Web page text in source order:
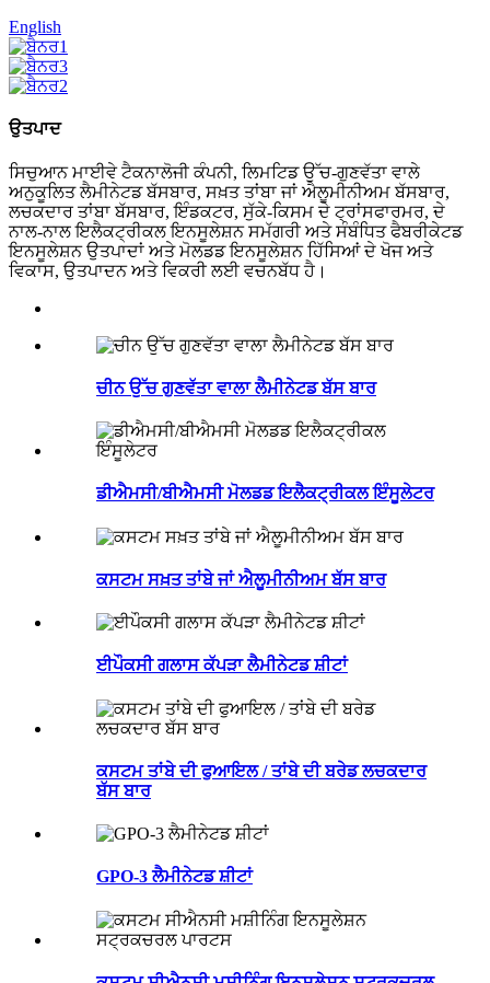
English
ਉਤਪਾਦ
ਸਿਚੁਆਨ ਮਾਈਵੇ ਟੈਕਨਾਲੋਜੀ ਕੰਪਨੀ, ਲਿਮਟਿਡ ਉੱਚ-ਗੁਣਵੱਤਾ ਵਾਲੇ
ਅਨੁਕੂਲਿਤ ਲੈਮੀਨੇਟਡ ਬੱਸਬਾਰ, ਸਖ਼ਤ ਤਾਂਬਾ ਜਾਂ ਐਲੂਮੀਨੀਅਮ ਬੱਸਬਾਰ,
ਲਚਕਦਾਰ ਤਾਂਬਾ ਬੱਸਬਾਰ, ਇੰਡਕਟਰ, ਸੁੱਕੇ-ਕਿਸਮ ਦੇ ਟ੍ਰਾਂਸਫਾਰਮਰ, ਦੇ
ਨਾਲ-ਨਾਲ ਇਲੈਕਟ੍ਰੀਕਲ ਇਨਸੂਲੇਸ਼ਨ ਸਮੱਗਰੀ ਅਤੇ ਸੰਬੰਧਿਤ ਫੈਬਰੀਕੇਟਡ
ਇਨਸੂਲੇਸ਼ਨ ਉਤਪਾਦਾਂ ਅਤੇ ਮੋਲਡਡ ਇਨਸੂਲੇਸ਼ਨ ਹਿੱਸਿਆਂ ਦੇ ਖੋਜ ਅਤੇ
ਵਿਕਾਸ, ਉਤਪਾਦਨ ਅਤੇ ਵਿਕਰੀ ਲਈ ਵਚਨਬੱਧ ਹੈ।
ਚੀਨ ਉੱਚ ਗੁਣਵੱਤਾ ਵਾਲਾ ਲੈਮੀਨੇਟਡ ਬੱਸ ਬਾਰ
ਡੀਐਮਸੀ/ਬੀਐਮਸੀ ਮੋਲਡਡ ਇਲੈਕਟ੍ਰੀਕਲ ਇੰਸੂਲੇਟਰ
ਕਸਟਮ ਸਖ਼ਤ ਤਾਂਬੇ ਜਾਂ ਐਲੂਮੀਨੀਅਮ ਬੱਸ ਬਾਰ
ਈਪੌਕਸੀ ਗਲਾਸ ਕੱਪੜਾ ਲੈਮੀਨੇਟਡ ਸ਼ੀਟਾਂ
ਕਸਟਮ ਤਾਂਬੇ ਦੀ ਫੁਆਇਲ / ਤਾਂਬੇ ਦੀ ਬਰੇਡ ਲਚਕਦਾਰ
ਬੱਸ ਬਾਰ
GPO-3 ਲੈਮੀਨੇਟਡ ਸ਼ੀਟਾਂ